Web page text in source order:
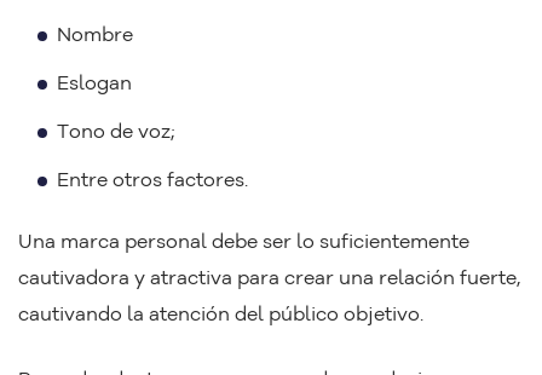
Nombre
Eslogan
Tono de voz;
Entre otros factores.
Una marca personal debe ser lo suficientemente
cautivadora y atractiva para crear una relación fuerte,
cautivando la atención del público objetivo.